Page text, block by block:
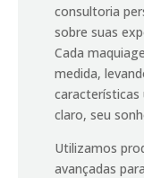
consultoria
sobre suas
Cada
medida,
claro, seu
Utilizamos
avançadas